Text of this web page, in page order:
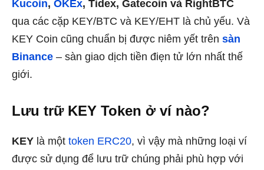
Kucoin, OKEx, Tidex, Gatecoin và RightBTC
qua các cặp KEY/BTC và KEY/EHT là chủ yếu. Và
KEY Coin cũng chuẩn bị được niêm yết trên sàn
Binance – sàn giao dịch tiền điẹn tử lớn nhất thế
giới.
Lưu trữ KEY Token ở ví nào?
KEY là một token ERC20, vì vậy mà những loại ví
được sử dụng để lưu trữ chúng phải phù hợp với